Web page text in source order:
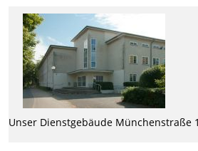
Unser Dienstgebäude Münchenstraße